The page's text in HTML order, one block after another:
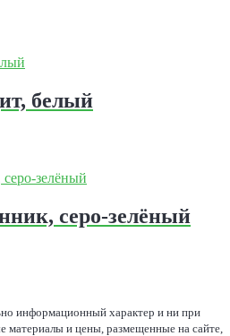
белый
серо-зелёный
информационный характер и ни при
материалы и цены, размещенные на сайте,